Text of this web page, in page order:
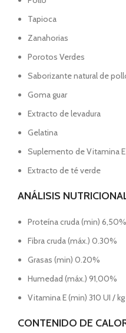
Tapioca
Zanahorias
Porotos Verdes
Saborizante natural de
Goma guar
Extracto de levadura
Gelatina
Suplemento de Vitamina E
Extracto de té verde
ANÁLISIS
Proteína cruda (min) 6,50%
Fibra cruda (máx.) 0.30%
Grasas (min) 0.20%
Humedad (máx.) 91,00%
Vitamina E (min) 310 UI / kg
CONTENIDO DE